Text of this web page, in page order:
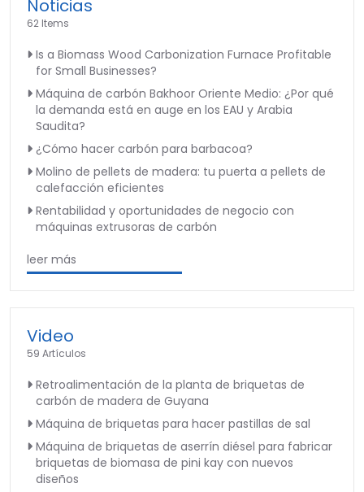
Noticias
62 Items
Is a Biomass Wood Carbonization Furnace Profitable
for Small Businesses?
Máquina de carbón Bakhoor Oriente Medio: ¿Por qué
la demanda está en auge en los EAU y Arabia
Saudita?
¿Cómo hacer carbón para barbacoa?
Molino de pellets de madera: tu puerta a pellets de
calefacción eficientes
Rentabilidad y oportunidades de negocio con
máquinas extrusoras de carbón
leer más
Video
59 Artículos
Retroalimentación de la planta de briquetas de
carbón de madera de Guyana
Máquina de briquetas para hacer pastillas de sal
Máquina de briquetas de aserrín diésel para fabricar
briquetas de biomasa de pini kay con nuevos
diseños